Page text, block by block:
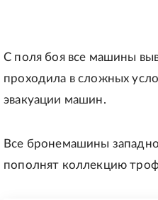
С поля боя все машины
проходила в сложных
эвакуации машин.
Все бронемашины
пополнят коллекцию